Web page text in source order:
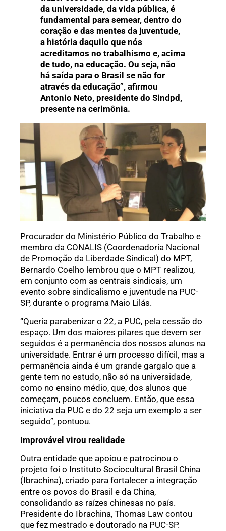
da universidade, da vida pública, é
fundamental para semear, dentro do
coração e das mentes da juventude,
a história daquilo que nós
acreditamos no trabalhismo e, acima
de tudo, na educação. Ou seja, não
há saída para o Brasil se não for
através da educação”, afirmou
Antonio Neto, presidente do Sindpd,
presente na cerimônia.
Procurador do Ministério Público do Trabalho e
membro da CONALIS (Coordenadoria Nacional
de Promoção da Liberdade Sindical) do MPT,
Bernardo Coelho lembrou que o MPT realizou,
em conjunto com as centrais sindicais, um
evento sobre sindicalismo e juventude na PUC-
SP, durante o programa Maio Lilás.
“Queria parabenizar o 22, a PUC, pela cessão do
espaço. Um dos maiores pilares que devem ser
seguidos é a permanência dos nossos alunos na
universidade. Entrar é um processo difícil, mas a
permanência ainda é um grande gargalo que a
gente tem no estudo, não só na universidade,
como no ensino médio, que, dos alunos que
começam, poucos concluem. Então, que essa
iniciativa da PUC e do 22 seja um exemplo a ser
seguido”, pontuou.
Improvável virou realidade
Outra entidade que apoiou e patrocinou o
projeto foi o Instituto Sociocultural Brasil China
(Ibrachina), criado para fortalecer a integração
entre os povos do Brasil e da China,
consolidando as raízes chinesas no país.
Presidente do Ibrachina, Thomas Law contou
que fez mestrado e doutorado na PUC-SP.